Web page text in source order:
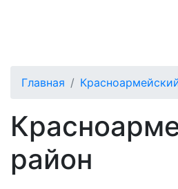
Главная
район